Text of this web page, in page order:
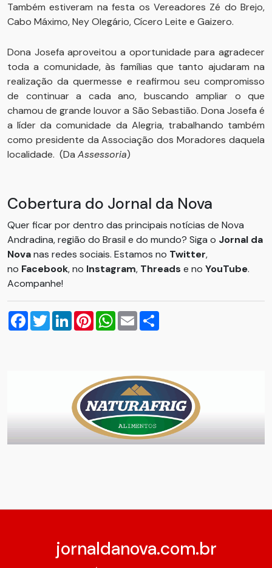
Também estiveram na festa os Vereadores Zé do Brejo,
Cabo Máximo, Ney Olegário, Cícero Leite e Gaizero.
Dona Josefa aproveitou a oportunidade para agradecer
toda a comunidade, às famílias que tanto ajudaram na
realização da quermesse e reafirmou seu compromisso
de continuar a cada ano, buscando ampliar o que
chamou de grande louvor a São Sebastião. Dona Josefa é
a líder da comunidade da Alegria, trabalhando também
como presidente da Associação dos Moradores daquela
localidade. (Da Assessoria)
Cobertura do Jornal da Nova
Quer ficar por dentro das principais notícias de Nova
Andradina, região do Brasil e do mundo? Siga o Jornal da
Novanas redes sociais. Estamos no Twitter,
no Facebook, no Instagram, Threads e no YouTube.
Acompanhe!
Facebook
TwitterLinkedInPinterestWhatsApp
Email
jornaldanova.com.br